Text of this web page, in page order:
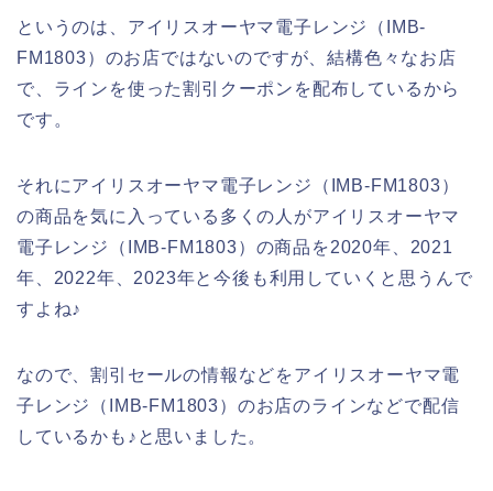
というのは、アイリスオーヤマ電子レンジ（IMB-
FM1803）のお店ではないのですが、結構色々なお店
で、ラインを使った割引クーポンを配布しているから
です。
それにアイリスオーヤマ電子レンジ（IMB-FM1803）
の商品を気に入っている多くの人がアイリスオーヤマ
電子レンジ（IMB-FM1803）の商品を2020年、2021
年、2022年、2023年と今後も利用していくと思うんで
すよね♪
なので、割引セールの情報などをアイリスオーヤマ電
子レンジ（IMB-FM1803）のお店のラインなどで配信
しているかも♪と思いました。